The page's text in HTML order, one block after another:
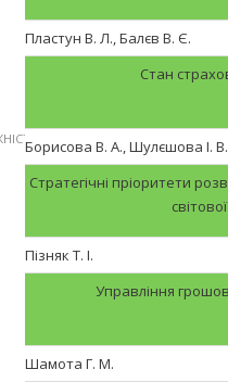
Пластун В. Л., Балєв В. Є.
Стан
Борисова В. А., Шулєшова І. В.
Стратегічні пріоритети
Пізняк Т. І.
Управління
Шамота Г. М.